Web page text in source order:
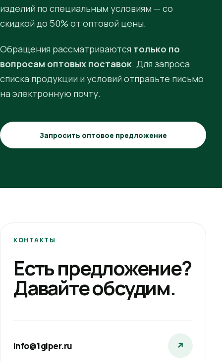
изделий по специальным условиям — со
скидкой до 50% от оптовой цены.
Обращения рассматриваются только по
вопросам оптовых поставок. Для запроса
списка продукции и условий отправьте письмо
на электронную почту.
Запросить оптовое предложение
КОНТАКТЫ
Есть предложение?
Давайте обсудим.
info@1giper.ru ↗